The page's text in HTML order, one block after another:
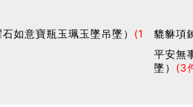
如意寶瓶玉珮玉墜吊墜） (1
貔貅項
平安無
墜） (3